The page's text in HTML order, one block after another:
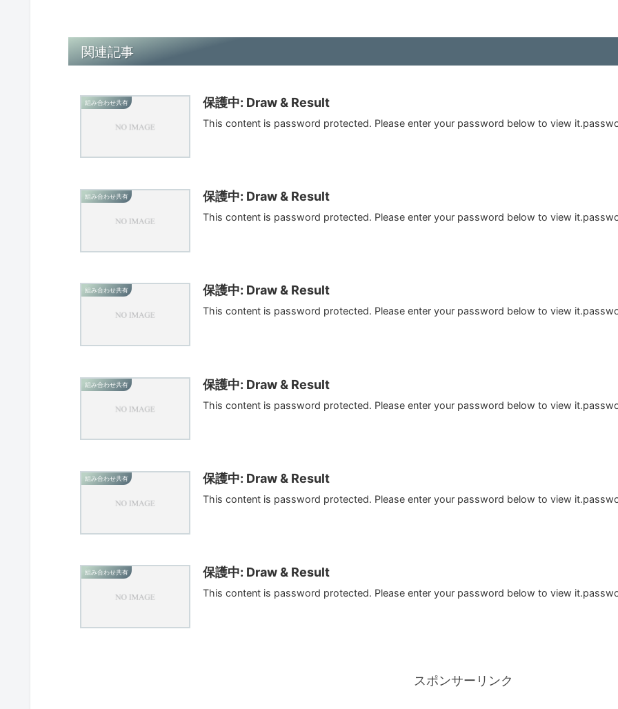
関連記事
組み合わせ共有 保護中: Draw & Result
This content is password protected. Please enter your password below to view
組み合わせ共有 保護中: Draw & Result
This content is password protected. Please enter your password below to view
組み合わせ共有 保護中: Draw & Result
This content is password protected. Please enter your password below to view
組み合わせ共有 保護中: Draw & Result
This content is password protected. Please enter your password below to view
組み合わせ共有 保護中: Draw & Result
This content is password protected. Please enter your password below to view
組み合わせ共有 保護中: Draw & Result
This content is password protected. Please enter your password below to view
スポンサーリンク